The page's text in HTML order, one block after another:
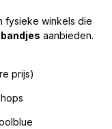
fysieke winkels die
aanbieden.
prijs)